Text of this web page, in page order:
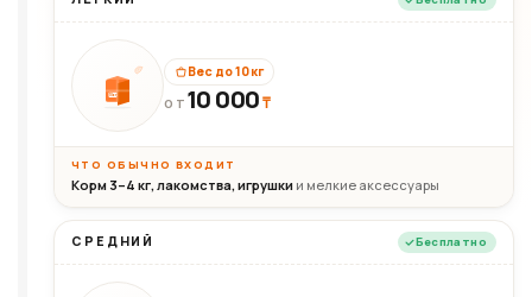
10кг
Вес до 10 кг
ОТ 10 000₸
ЧТО ОБЫЧНО ВХОДИТ
Корм 3–4 кг, лакомства, игрушки и мелкие аксессуары
СРЕДНИЙ Бесплатно